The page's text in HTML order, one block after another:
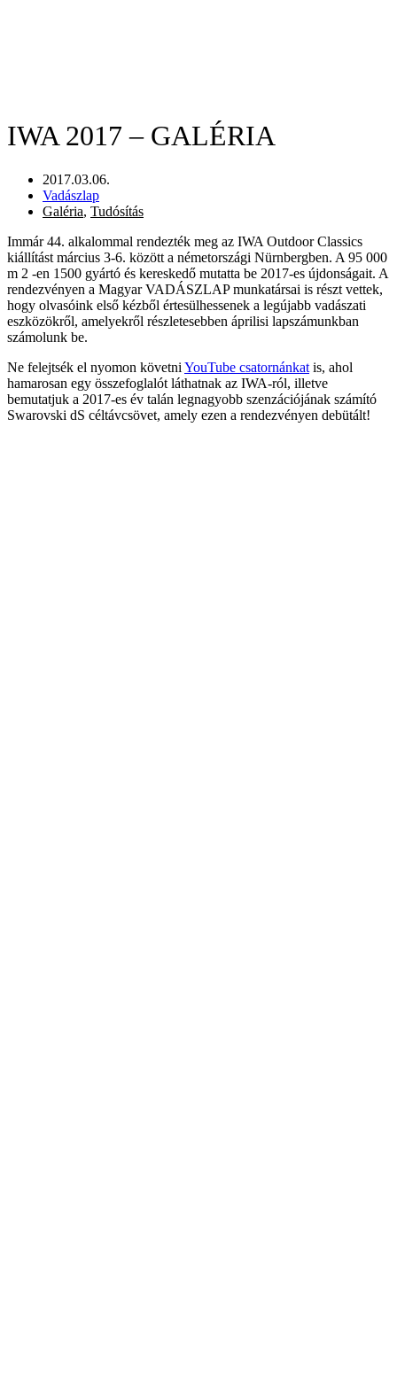
IWA 2017 – GALÉRIA
2017.03.06.
Vadászlap
Galéria, Tudósítás
Immár 44. alkalommal rendezték meg az IWA Outdoor Classics
kiállítást március 3-6. között a németországi Nürnbergben. A 95 000
m 2 -en 1500 gyártó és kereskedő mutatta be 2017-es újdonságait. A
rendezvényen a Magyar VADÁSZLAP munkatársai is részt vettek,
hogy olvasóink első kézből értesülhessenek a legújabb vadászati
eszközökről, amelyekről részletesebben áprilisi lapszámunkban
számolunk be.
Ne felejtsék el nyomon követni YouTube csatornánkat is, ahol
hamarosan egy összefoglalót láthatnak az IWA-ról, illetve
bemutatjuk a 2017-es év talán legnagyobb szenzációjának számító
Swarovski dS céltávcsövet, amely ezen a rendezvényen debütált!